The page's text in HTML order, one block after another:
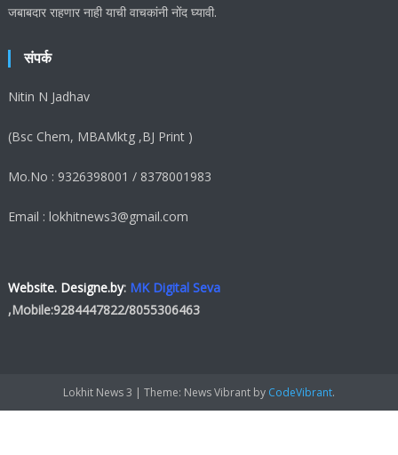
जबाबदार राहणार नाही याची वाचकांनी नोंद घ्यावी.
संपर्क
Nitin N Jadhav
(Bsc Chem, MBAMktg ,BJ Print )
Mo.No : 9326398001 / 8378001983
Email : lokhitnews3@gmail.com
Website. Designe.by: MK Digital Seva
,Mobile:9284447822/8055306463
Lokhit News 3 Theme: News Vibrant by CodeVibrant.